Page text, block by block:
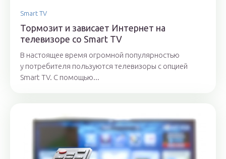
Smart TV
Тормозит и зависает Интернет на
телевизоре со Smart TV
В настоящее время огромной популярностью
у потребителя пользуются телевизоры с опцией
Smart TV. С помощью...